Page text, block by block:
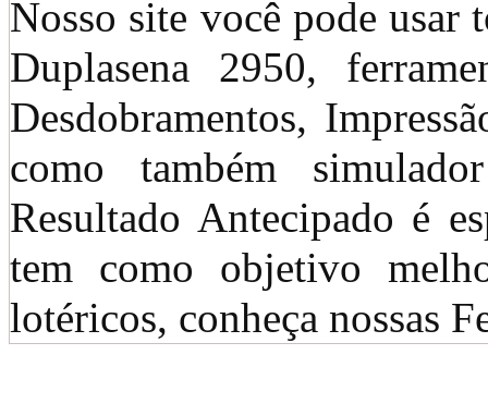
Nosso site você pode usar
Duplasena 2950,
Desdobramentos,
como também
Resultado Antecipado é
tem como objetivo
lotéricos, conheça nossas